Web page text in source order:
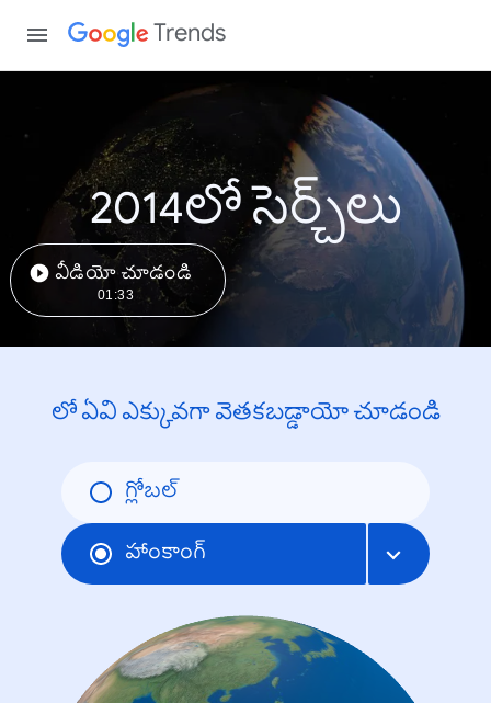
Trends
2014లో సెర్చ్‌లు
వీడియో చూడండి
01:33
లో ఏవి ఎక్కువగా వెతకబడ్డాయో చూడండి
గ్లోబల్
హాంకాంగ్